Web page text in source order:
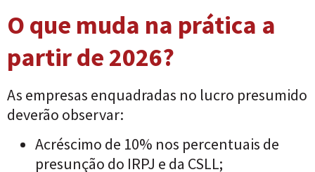
O que muda na prática a
partir de 2026?
As empresas enquadradas no lucro presumido
deverão observar:
Acréscimo de 10% nos percentuais de
presunção do IRPJ e da CSLL;